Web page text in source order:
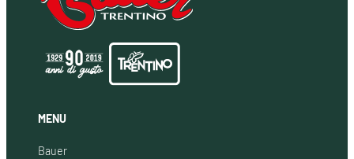
MENU
Bauer